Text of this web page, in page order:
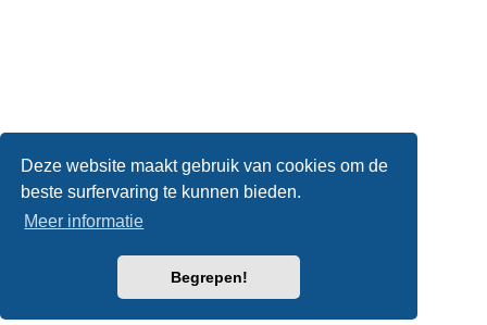
Deze website maakt gebruik van cookies om de
beste surfervaring te kunnen bieden.
Meer informatie
Begrepen!